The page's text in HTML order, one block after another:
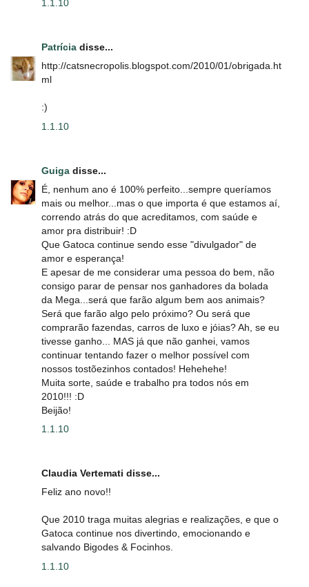
1.1.10
Patrícia disse...
http://catsnecropolis.blogspot.com/2010/01/obrigada.ht
ml
:)
1.1.10
Guiga disse...
É, nenhum ano é 100% perfeito...sempre queríamos
mais ou melhor...mas o que importa é que estamos aí,
correndo atrás do que acreditamos, com saúde e
amor pra distribuir! :D
Que Gatoca continue sendo esse "divulgador" de
amor e esperança!
E apesar de me considerar uma pessoa do bem, não
consigo parar de pensar nos ganhadores da bolada
da Mega...será que farão algum bem aos animais?
Será que farão algo pelo próximo? Ou será que
comprarão fazendas, carros de luxo e jóias? Ah, se eu
tivesse ganho... MAS já que não ganhei, vamos
continuar tentando fazer o melhor possível com
nossos tostõezinhos contados! Hehehehe!
Muita sorte, saúde e trabalho pra todos nós em
2010!!! :D
Beijão!
1.1.10
Claudia Vertemati disse...
Feliz ano novo!!
Que 2010 traga muitas alegrias e realizações, e que o
Gatoca continue nos divertindo, emocionando e
salvando Bigodes & Focinhos.
1.1.10